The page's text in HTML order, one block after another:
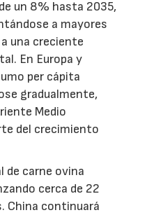
un 8% hasta 2035,
a mayores
una creciente
En Europa y
per cápita
gradualmente,
Medio
del crecimiento
de carne ovina
cerca de 22
China continuará